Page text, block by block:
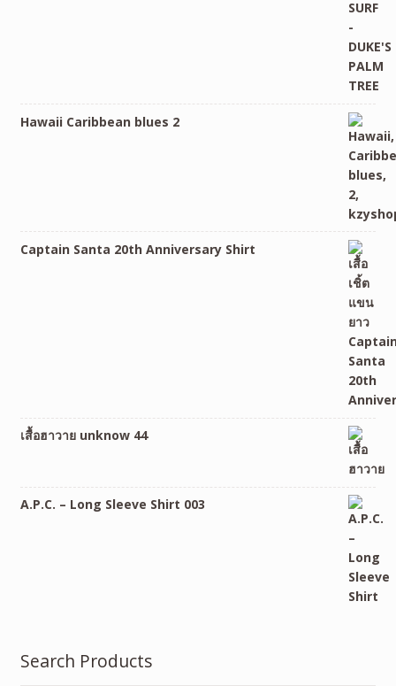
Hawaii Caribbean blues 2
Captain Santa 20th Anniversary Shirt
เสื้อฮาวาย unknow 44
A.P.C. – Long Sleeve Shirt 003
Search Products